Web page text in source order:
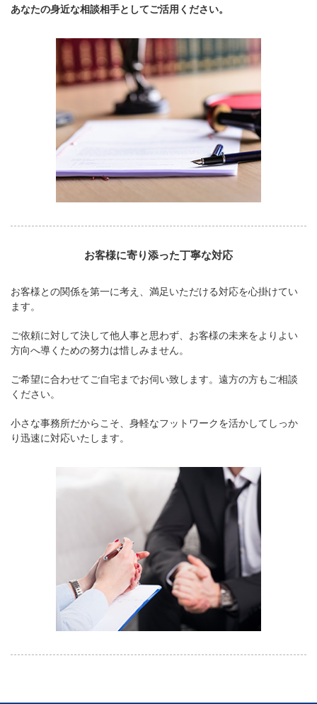
あなたの身近な相談相手としてご活用ください。
お客様に寄り添った丁寧な対応
お客様との関係を第一に考え、満足いただける対応を心掛けてい
ます。
ご依頼に対して決して他人事と思わず、お客様の未来をよりよい
方向へ導くための努力は惜しみません。
ご希望に合わせてご自宅までお伺い致します。遠方の方もご相談
ください。
小さな事務所だからこそ、身軽なフットワークを活かしてしっか
り迅速に対応いたします。